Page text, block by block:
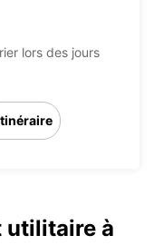
lors des jours
utilitaire à